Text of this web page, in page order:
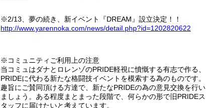
※2/13、夢の続き、新イベント『DREAM』設立決定！！
http://www.yarennoka. com/news/detail.php?id=1202820622
※コミュニティご利用上の注意
当コミュはダナとロレンゾのPRIDE軽視に憤慨する有志で作る、
PRIDEに代わる新たな格闘技イベントを模索する為のものです。
趣旨にご賛同頂ける方達で、新たなPRIDEの為の意見交換を行い
ましょう。ある程度まとまった段階で、何らかの形で旧PRIDEス
タッフに届けたいと考えています。